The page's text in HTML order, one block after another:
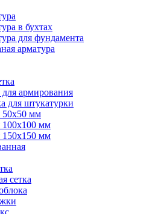
в бухтах
для фундамента
арматура
для армирования
для штукатурки
50x50 мм
100x100 мм
150x150 мм
сетка